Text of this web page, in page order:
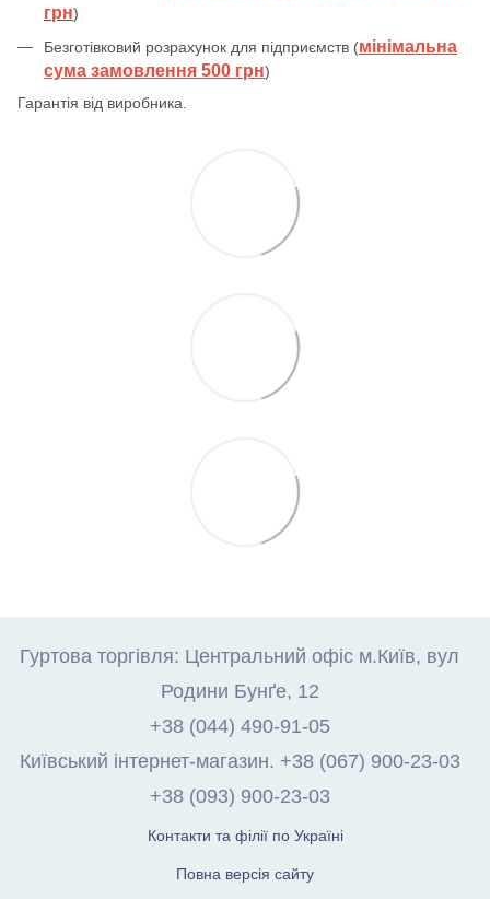
грн)
Безготівковий розрахунок для підприємств (мінімальна
сума замовлення 500 грн)
Гарантія від виробника.
Гуртова торгівля: Центральний офіс м.Київ, вул
Родини Бунґе, 12
+38 (044) 490-91-05
Київський інтернет-магазин. +38 (067) 900-23-03
+38 (093) 900-23-03
Контакти та філії по Україні
Повна версія сайту